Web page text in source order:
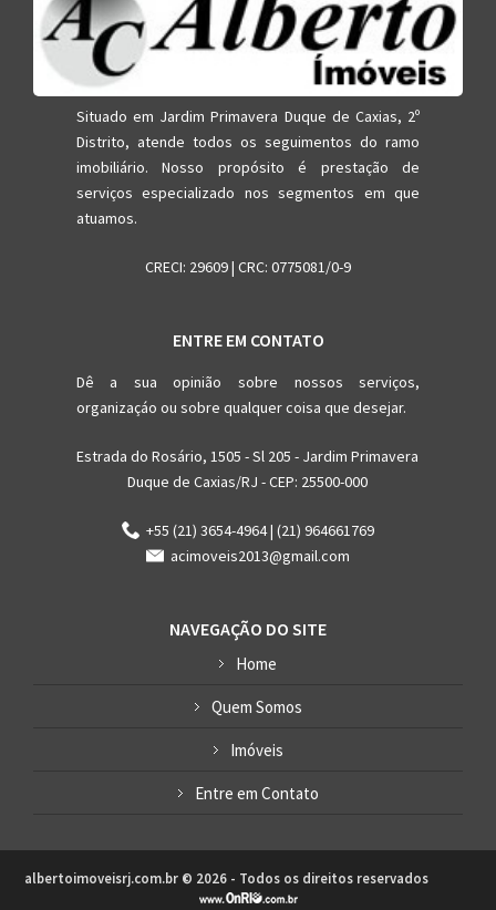
Situado em Jardim Primavera Duque de Caxias, 2º
Distrito, atende todos os seguimentos do ramo
imobiliário. Nosso propósito é prestação de
serviços especializado nos segmentos em que
atuamos.
CRECI: 29609 | CRC: 0775081/0-9
ENTRE EM CONTATO
Dê a sua opinião sobre nossos serviços,
organizaçáo ou sobre qualquer coisa que desejar.
Estrada do Rosário, 1505 - Sl 205 - Jardim Primavera
Duque de Caxias/RJ - CEP: 25500-000
+55 (21) 3654-4964 | (21) 964661769
acimoveis2013@gmail.com
NAVEGAÇÃO DO SITE
Home
Quem Somos
Imóveis
Entre em Contato
albertoimoveisrj.com.br © 2026 - Todos os direitos reservados